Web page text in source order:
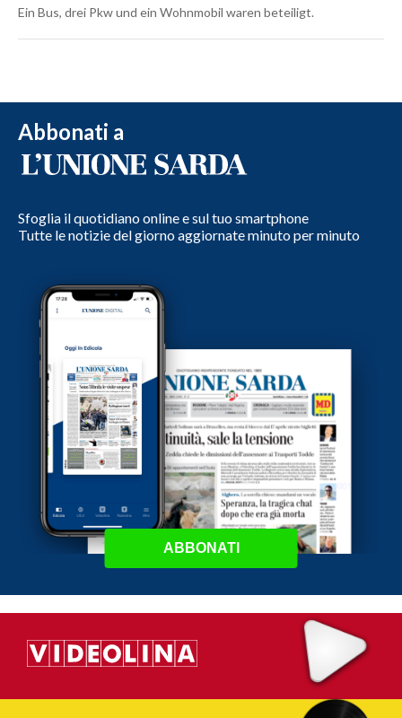
Ein Bus, drei Pkw und ein Wohnmobil waren beteiligt.
Abbonati a
Sfoglia il quotidiano online e sul tuo smartphone
Tutte le notizie del giorno aggiornate minuto per minuto
ABBONATI